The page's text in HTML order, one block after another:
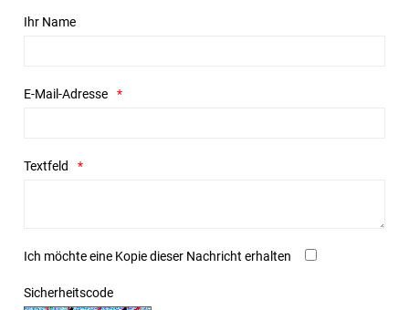
Ihr Name
E-Mail-Adresse
Textfeld
Ich möchte eine Kopie dieser Nachricht erhalten
Sicherheitscode